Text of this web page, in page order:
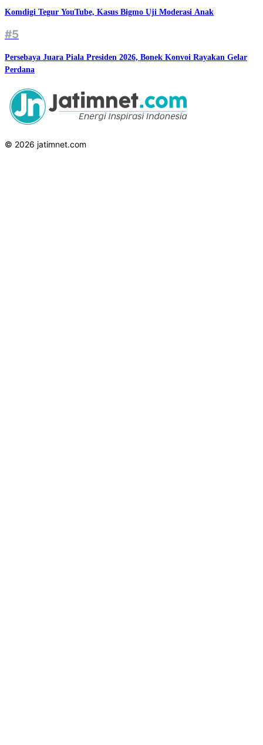
Komdigi Tegur YouTube, Kasus Bigmo Uji Moderasi Anak
#5
Persebaya Juara Piala Presiden 2026, Bonek Konvoi Rayakan Gelar
Perdana
© 2026 jatimnet.com